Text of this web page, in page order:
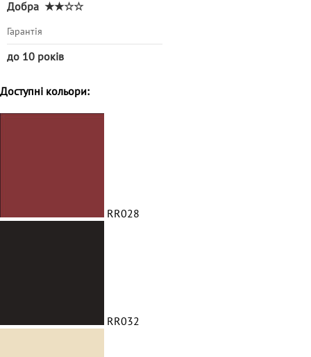
Добра ★★☆☆
Гарантія
до 10 років
Доступні кольори:
RR028
RR032